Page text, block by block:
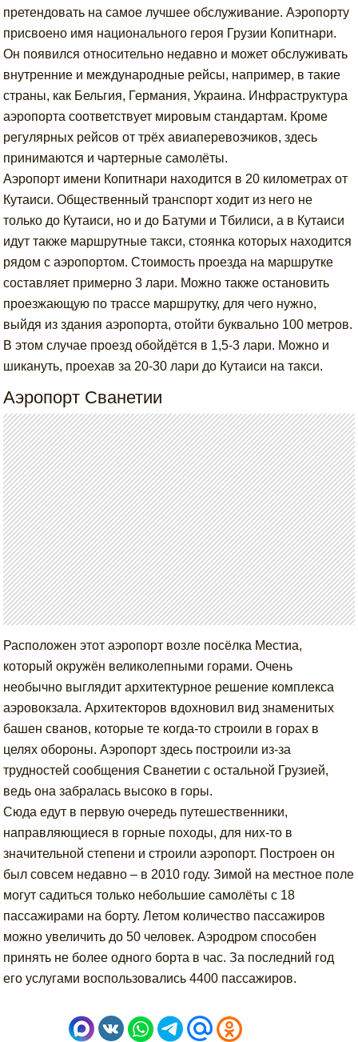
претендовать на самое лучшее обслуживание. Аэропорту
присвоено имя национального героя Грузии Копитнари.
Он появился относительно недавно и может обслуживать
внутренние и международные рейсы, например, в такие
страны, как Бельгия, Германия, Украина. Инфраструктура
аэропорта соответствует мировым стандартам. Кроме
регулярных рейсов от трёх авиаперевозчиков, здесь
принимаются и чартерные самолёты.
Аэропорт имени Копитнари находится в 20 километрах от
Кутаиси. Общественный транспорт ходит из него не
только до Кутаиси, но и до Батуми и Тбилиси, а в Кутаиси
идут также маршрутные такси, стоянка которых находится
рядом с аэропортом. Стоимость проезда на маршрутке
составляет примерно 3 лари. Можно также остановить
проезжающую по трассе маршрутку, для чего нужно,
выйдя из здания аэропорта, отойти буквально 100 метров.
В этом случае проезд обойдётся в 1,5-3 лари. Можно и
шикануть, проехав за 20-30 лари до Кутаиси на такси.
Аэропорт Сванетии
Расположен этот аэропорт возле посёлка Местиа,
который окружён великолепными горами. Очень
необычно выглядит архитектурное решение комплекса
аэровокзала. Архитекторов вдохновил вид знаменитых
башен сванов, которые те когда-то строили в горах в
целях обороны. Аэропорт здесь построили из-за
трудностей сообщения Сванетии с остальной Грузией,
ведь она забралась высоко в горы.
Сюда едут в первую очередь путешественники,
направляющиеся в горные походы, для них-то в
значительной степени и строили аэропорт. Построен он
был совсем недавно – в 2010 году. Зимой на местное поле
могут садиться только небольшие самолёты с 18
пассажирами на борту. Летом количество пассажиров
можно увеличить до 50 человек. Аэродром способен
принять не более одного борта в час. За последний год
его услугами воспользовались 4400 пассажиров.